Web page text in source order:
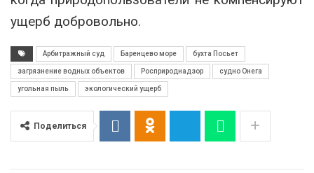
ущерб добровольно.
Арбитражный суд Баренцево море бухта Посьет
загрязнение водных объектов Росприроднадзор судно Онега
угольная пыль экологический ущерб
Поделиться